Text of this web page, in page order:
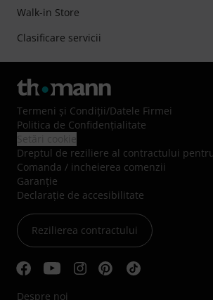
Walk-in Store
Clasificare servicii
Termeni şi Condiţii/Datele Firmei
Politica de Confidenţialitate
Dreptul de reziliere al contractului
Comanda / incheierea comenzii
Garanție
Declarație de accesibilitate
Rezilierea contractului
Despre noi